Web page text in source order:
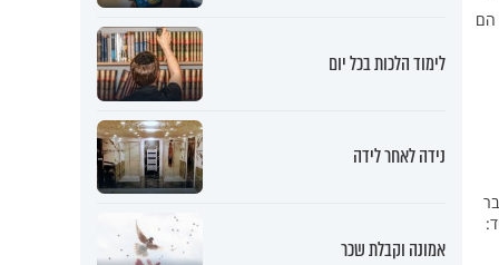
הם
לימוד הלכות בכל יום
נידה לאחר לידה
אמונה וקבלת שכר